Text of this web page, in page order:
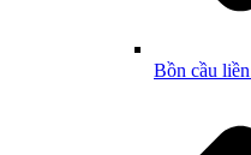
Bồn cầu